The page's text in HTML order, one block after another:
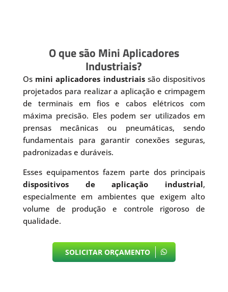
O que são Mini Aplicadores
Industriais?
Os mini aplicadores industriaissão dispositivos
projetados para realizar a aplicação e crimpagem
de terminais em fios e cabos elétricos com
máxima precisão. Eles podem ser utilizados em
prensas mecânicas ou pneumáticas, sendo
fundamentais para garantir conexões seguras,
padronizadas e duráveis.
Esses equipamentos fazem parte dos principais
dispositivos de aplicação industrial,
especialmente em ambientes que exigem alto
volume de produção e controle rigoroso de
qualidade.
SOLICITAR ORÇAMENTO